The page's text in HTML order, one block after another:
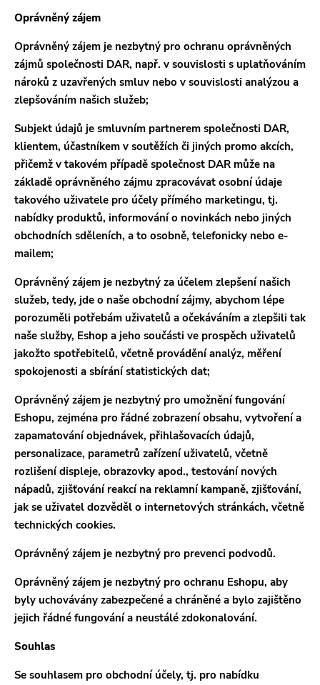
Oprávněný zájem
Oprávněný zájem je nezbytný pro ochranu oprávněných
zájmů společnosti DAR, např. v souvislosti s uplatňováním
nároků z uzavřených smluv nebo v souvislosti analýzou a
zlepšováním našich služeb;
Subjekt údajů je smluvním partnerem společnosti DAR,
klientem, účastníkem v soutěžích či jiných promo akcích,
přičemž v takovém případě společnost DAR může na
základě oprávněného zájmu zpracovávat osobní údaje
takového uživatele pro účely přímého marketingu, tj.
nabídky produktů, informování o novinkách nebo jiných
obchodních sděleních, a to osobně, telefonicky nebo e-
mailem;
Oprávněný zájem je nezbytný za účelem zlepšení našich
služeb, tedy, jde o naše obchodní zájmy, abychom lépe
porozuměli potřebám uživatelů a očekáváním a zlepšili tak
naše služby, Eshop a jeho součásti ve prospěch uživatelů
jakožto spotřebitelů, včetně provádění analýz, měření
spokojenosti a sbírání statistických dat;
Oprávněný zájem je nezbytný pro umožnění fungování
Eshopu, zejména pro řádné zobrazení obsahu, vytvoření a
zapamatování objednávek, přihlašovacích údajů,
personalizace, parametrů zařízení uživatelů, včetně
rozlišení displeje, obrazovky apod., testování nových
nápadů, zjišťování reakcí na reklamní kampaně, zjišťování,
jak se uživatel dozvěděl o internetových stránkách, včetně
technických cookies.
Oprávněný zájem je nezbytný pro prevenci podvodů.
Oprávněný zájem je nezbytný pro ochranu Eshopu, aby
byly uchovávány zabezpečené a chráněné a bylo zajištěno
jejich řádné fungování a neustálé zdokonalování.
Souhlas
Se souhlasem pro obchodní účely, tj. pro nabídku